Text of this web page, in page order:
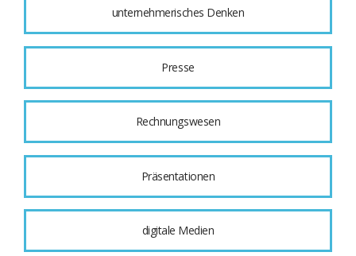
unternehmerisches Denken
Presse
Rechnungswesen
Präsentationen
digitale Medien